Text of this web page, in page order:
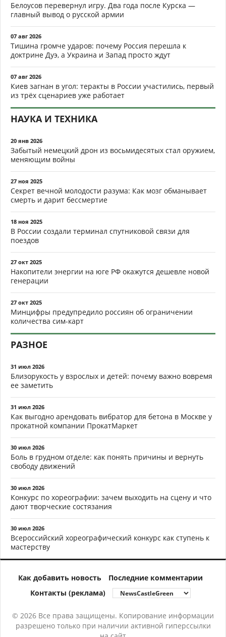
Белоусов перевернул игру. Два года после Курска —
главный вывод о русской армии
07 авг 2026
Тишина громче ударов: почему Россия перешла к
доктрине Дуэ, а Украина и Запад просто ждут
07 авг 2026
Киев загнан в угол: теракты в России участились, первый
из трёх сценариев уже работает
НАУКА И ТЕХНИКА
20 янв 2026
Забытый немецкий дрон из восьмидесятых стал оружием,
меняющим войны
27 ноя 2025
Секрет вечной молодости разума: Как мозг обманывает
смерть и дарит бессмертие
18 ноя 2025
В России создали терминал спутниковой связи для
поездов
27 окт 2025
Накопители энергии на юге РФ окажутся дешевле новой
генерации
27 окт 2025
Минцифры предупредило россиян об ограничении
количества сим-карт
РАЗНОЕ
31 июл 2026
Близорукость у взрослых и детей: почему важно вовремя
ее заметить
31 июл 2026
Как выгодно арендовать вибратор для бетона в Москве у
прокатной компании ПрокатМаркет
30 июл 2026
Боль в грудном отделе: как понять причины и вернуть
свободу движений
30 июл 2026
Конкурс по хореографии: зачем выходить на сцену и что
дают творческие состязания
30 июл 2026
Всероссийский хореографический конкурс как ступень к
мастерству
Как добавить новость
Последние комментарии
Контакты (реклама)
© 2026 Все права защищены. Копирование информации
разрешено только при наличии активной гиперссылки